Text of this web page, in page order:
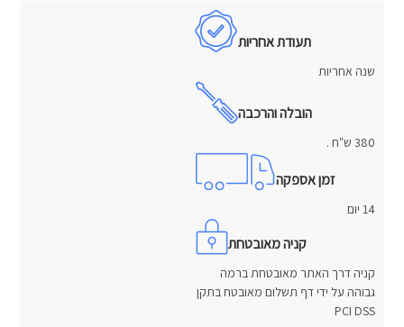
תעודת אחריות
שנה אחריות
הובלה והרכבה
380 ש"ח .
זמן אספקה
14 יום
קניה מאובטחת
קניה דרך האתר מאובטחת ברמה
גבוהה על ידי דף תשלום מאובטח בתקן
PCI DSS